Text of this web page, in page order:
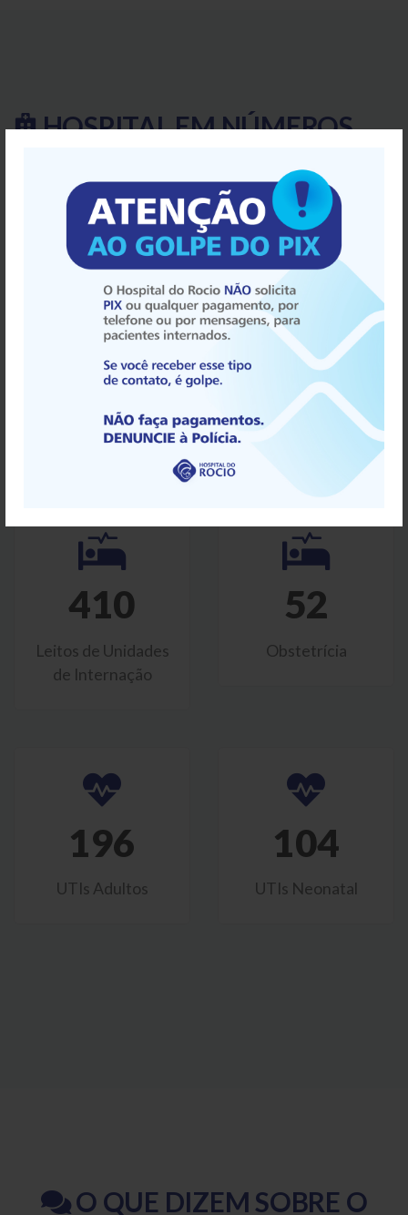
HOSPITAL EMNÚMEROS
Com tradição de 50 anos, o Hospital do Rocio mantém sua
vocação de atender à população de forma dedicada e
alinhada aos princípios do juramento médico.
"Manter o
mais alto respeito pela vida humana, desde sua
concepção".
34
Salas de Cirurgia
40
Consultórios
410
Leitos de Unidades
de Internação
52
Obstetrícia
196
UTIs Adultos
104
UTIs Neonatal
O QUE DIZEM SOBRE O